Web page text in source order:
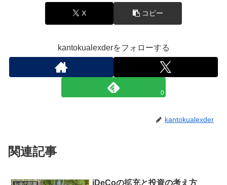
X コピー
kantokualexderをフォローする
0
kantokualexder
関連記事
お金の部屋 iDeCoの拡充と投資の考え方